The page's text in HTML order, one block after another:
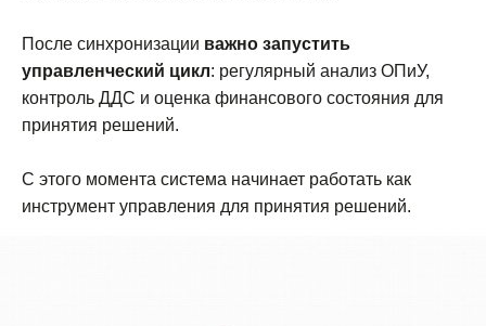
После синхронизации важно запустить
управленческий цикл: регулярный анализ ОПиУ,
контроль ДДС и оценка финансового состояния для
принятия решений.
С этого момента система начинает работать как
инструмент управления для принятия решений.
Эксперт расскажет про модуль P&L,
покажет как с его помощью решить
Презентация
продукта